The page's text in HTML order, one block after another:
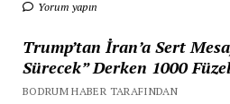
Yorum yapın
Trump’tan İran’a Sert
Sürecek” Derken 1000
BODRUM HABER TARAFINDAN